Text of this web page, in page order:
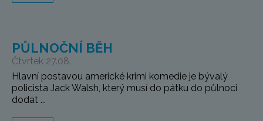
PŮLNOČNÍ BĚH
Čtvrtek 27.08.
Hlavní postavou americké krimi komedie je bývalý
policista Jack Walsh, který musí do pátku do půlnoci
dodat ...